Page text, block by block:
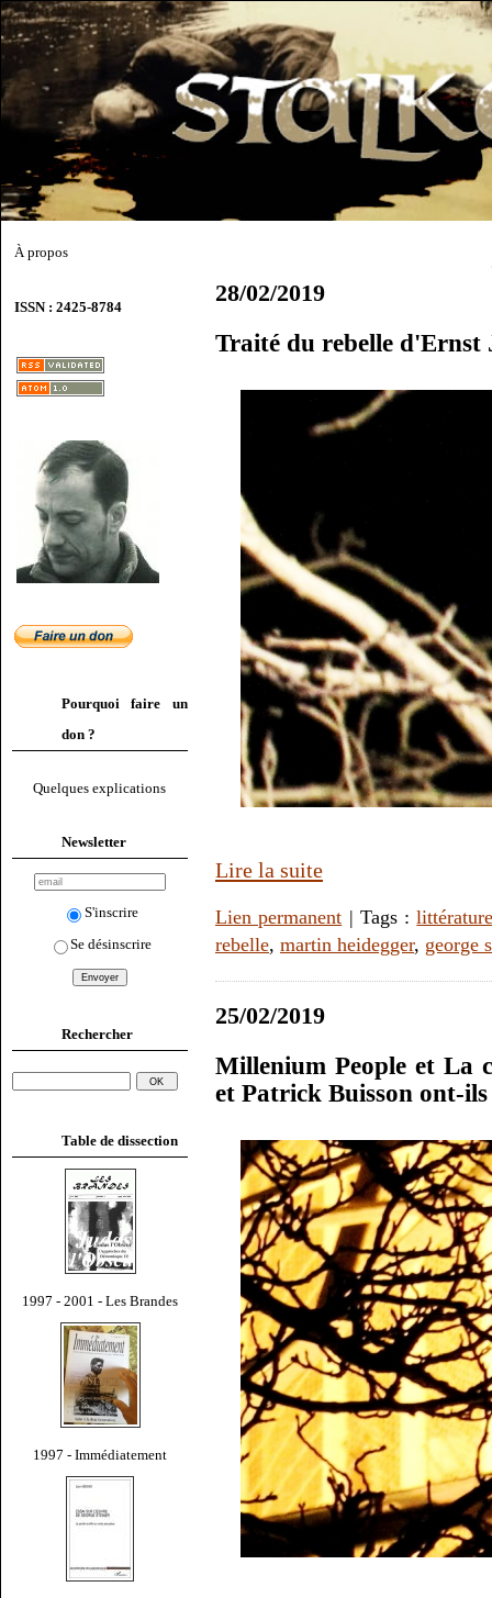
À propos
ISSN : 2425-8784
Pourquoi faire un
don ?
Quelques explications
Newsletter
S'inscrire
Se désinscrire
Rechercher
Table de dissection
1997 - 2001 - Les Brandes
1997 - Immédiatement
28/02/2019
Traité du rebelle d'Ernst
Lire la suite
Lien permanent | Tags :
rebelle, martin heidegger, george
25/02/2019
Millenium People et La
et Patrick Buisson ont-